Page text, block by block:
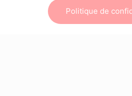
Politique de
paiement